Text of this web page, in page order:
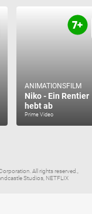
ANIMATIONSFILM
Niko - Ein Rentier
hebt ab
Prime Video
All rights reserved.,
Studios, NETFLIX